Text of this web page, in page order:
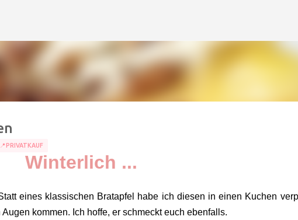
Winterlich ...
eines klassischen Bratapfel habe ich diesen in einen Kuchen
kommen. Ich hoffe, er schmeckt euch ebenfalls.